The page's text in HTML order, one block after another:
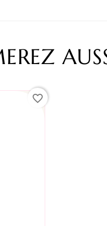
favorite_border